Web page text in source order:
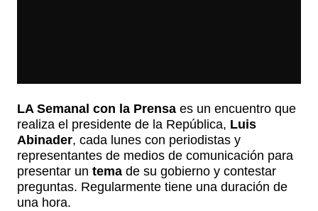
LA Semanal con la Prensa es un encuentro que
realiza el presidente de la República, Luis
Abinader, cada lunes con periodistas y
representantes de medios de comunicación para
presentar un tema de su gobierno y contestar
preguntas. Regularmente tiene una duración de
una hora.